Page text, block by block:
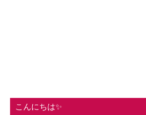
こんにちは✨